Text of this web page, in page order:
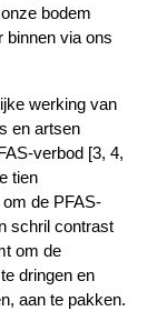
bodem
binnen via ons
werking van
en artsen
verbod [3, 4,
tien
om de PFAS-
schril contrast
om de
dringen en
aan te pakken.